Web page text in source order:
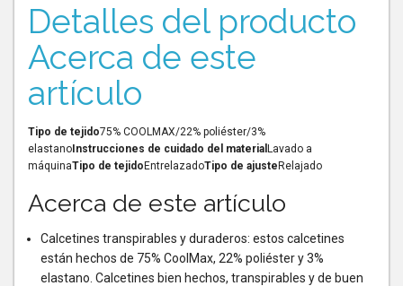
Detalles del producto
Acerca de este
artículo
Tipo de tejido75% COOLMAX/22% poliéster/3%
elastanoInstrucciones de cuidado del material Lavado a
máquinaTipo de tejidoEntrelazadoTipo de ajusteRelajado
Acerca de este artículo
Calcetines transpirables y duraderos: estos calcetines
están hechos de 75% CoolMax, 22% poliéster y 3%
elastano. Calcetines bien hechos, transpirables y de buen